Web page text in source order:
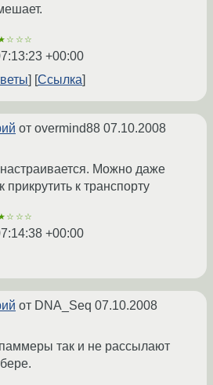
+00:00
Ссылка
от overmind88 07.10.2008
Можно даже
прикрутить к транспорту
+00:00
от DNA_Seq 07.10.2008
так и не рассылают